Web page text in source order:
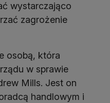
wystarczająco
zagrożenie
osobą, która
w sprawie
Mills. Jest on
handlowym i